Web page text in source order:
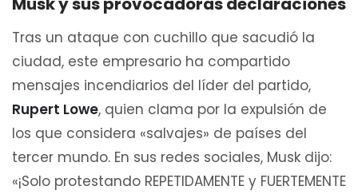
Tras un ataque con cuchillo que sacudió la
ciudad, este empresario ha compartido
mensajes incendiarios del líder del partido,
Rupert Lowe, quien clama por la expulsión de
los que considera «salvajes» de países del
tercer mundo. En sus redes sociales, Musk dijo:
«¡Solo protestando REPETIDAMENTE y FUERTEMENTE